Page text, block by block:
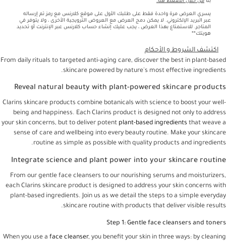
بنا من خلال الضغط هنا.
يسري العرض مرة واحدة فقط على طلبك الأول على موقع كلارنس مع رمز تم إرساله
عبر البريد الإلكتروني. لا يمكن دمج العرض مع العروض الترويجية الأخرى ، ولا يتوفر في
المتاجر. للاستمتاع بهذا العرض ، يجب عليك إنشاء حساب كلارنس عبر الإنترنت أو تحديد
هويتك**
اكتشف الشروط و الأحكام
From daily rituals to targeted anti-aging care, discover the best in plant-based
skincare powered by nature's most effective ingredients.
Reveal natural beauty with plant-powered skincare products
Clarins skincare products combine botanicals with science to boost your well-
being and happiness. Each Clarins product is designed not only to address
your skin concerns, but to deliver potent plant-based ingredients that weave a
sense of care and wellbeing into every beauty routine. Make your skincare
routine as simple as possible with quality products and ingredients.
Integrate science and plant power into your skincare routine
From our gentle face cleansers to our nourishing serums and moisturizers,
each Clarins skincare product is designed to address your skin concerns with
plant-based ingredients. Join us as we detail the steps to a simple everyday
skincare routine with products that deliver visible results.
Step 1: Gentle face cleansers and toners
When you use a face cleanser, you benefit your skin in three ways: by cleaning